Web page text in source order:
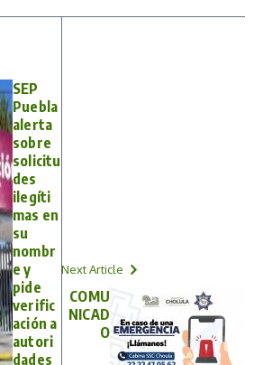
SEP
Puebla
alerta
sobre
solicitu
des
ilegíti
mas en
su
nombr
e y
pide
verific
ación a
autori
dades
Next Article
COMU
NICAD
O